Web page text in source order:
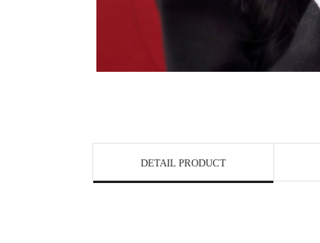
DETAIL PRODUCT